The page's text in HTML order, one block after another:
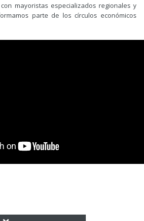
mayoristas especializados regionales y
parte de los círculos económicos